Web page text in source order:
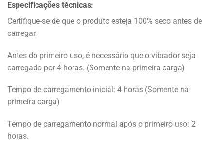
Especificações técnicas:
Certifique-se de que o produto esteja 100% seco antes de
carregar.
Antes do primeiro uso, é necessário que o vibrador seja
carregado por 4 horas. (Somente na primeira carga)
Tempo de carregamento inicial: 4 horas (Somente na
primeira carga)
Tempo de carregamento normal após o primeiro uso: 2
horas.